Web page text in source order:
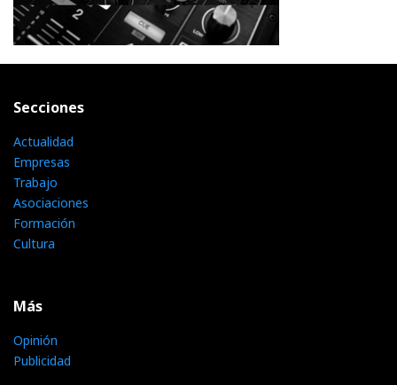
Secciones
Actualidad
Empresas
Trabajo
Asociaciones
Formación
Cultura
Más
Opinión
Publicidad